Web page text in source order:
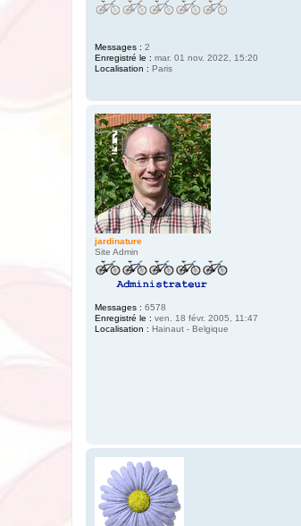
Messages : 2
Enregistré le : mar. 01 nov. 2022, 15:20
Localisation : Paris
jardinature
Site Admin
Messages : 6578
Enregistré le : ven. 18 févr. 2005, 11:47
Localisation : Hainaut - Belgique